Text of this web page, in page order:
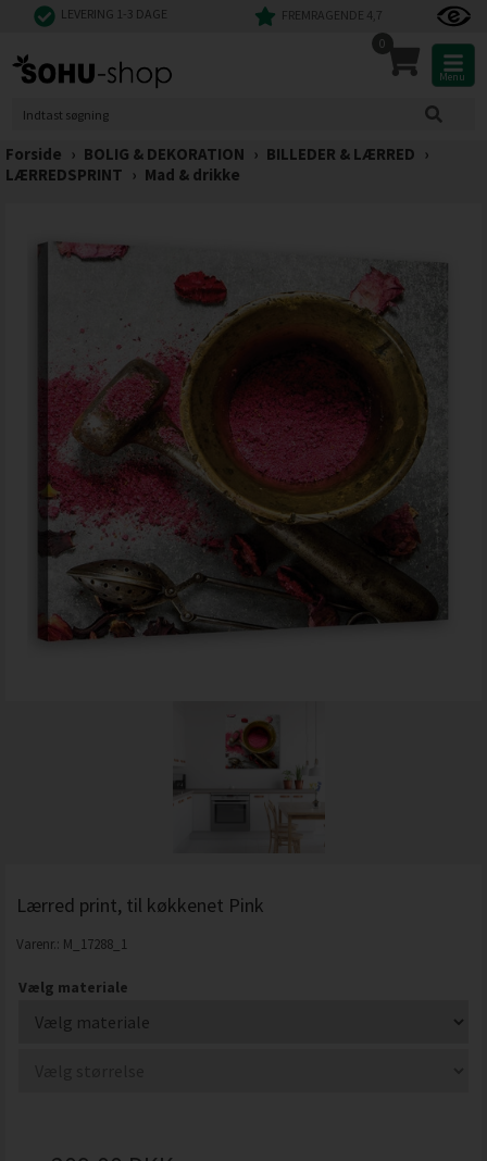
LEVERING 1-3 DAGE FREMRAGENDE 4,7
0
Menu
Forside › BOLIG & DEKORATION › BILLEDER & LÆRRED ›
LÆRREDSPRINT › Mad & drikke
Lærred print, til køkkenet Pink
Varenr.: M_17288_1
Vælg materiale